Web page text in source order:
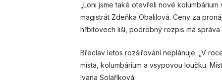
„Loni jsme také otevřeli nové
magistrát Zdeňka Obalilová. Ceny za
hřbitovech liší, podrobný rozpis má
Břeclav letos rozšiřování neplánuje. „V
místa, kolumbárium a vsypovou loučku.
Ivana Solaříková.